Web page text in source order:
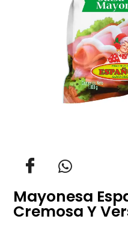
Mayonesa
Cremosa Y